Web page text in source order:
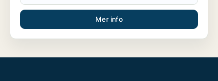
Mer info